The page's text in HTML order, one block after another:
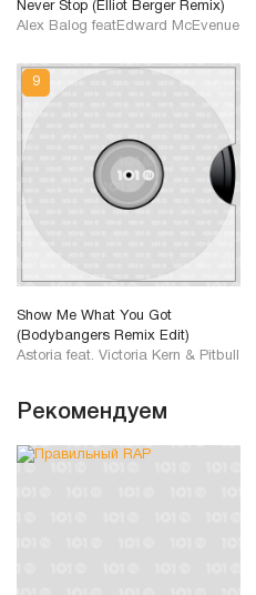
Never Stop (Elliot Berger Remix)
Alex Balog featEdward McEvenue
Show Me What You Got
(Bodybangers Remix Edit)
Astoria feat. Victoria Kern & Pitbull
Рекомендуем